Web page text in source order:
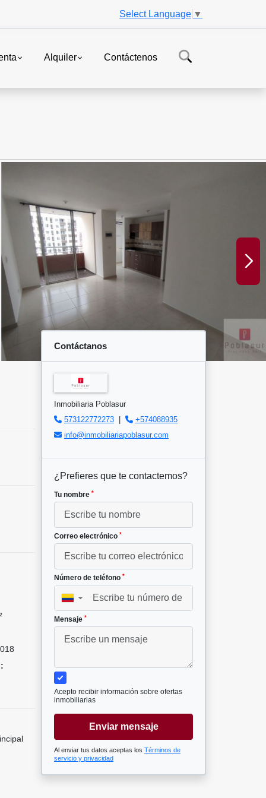
Select Language ▼
Alquiler Contáctenos
Contáctanos
Inmobiliaria Poblasur
573122772273
+574088935
info@inmobiliariapoblasur.com
¿Prefieres que te contactemos?
Tu nombre *
Correo electrónico *
Número de teléfono *
▼
Mensaje *
Acepto recibir información sobre ofertas
inmobiliarias
Enviar mensaje
Al enviar tus datos aceptas los Términos de
servicio y privacidad